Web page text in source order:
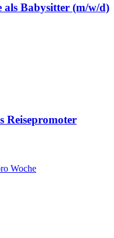
als Babysitter (m/w/d)
Reisepromoter
Woche